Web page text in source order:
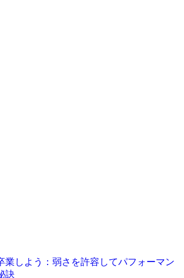
業しよう：弱さを許容してパフォーマン
訣